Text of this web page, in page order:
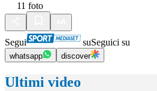
11 foto
Segui suSeguici su
whatsapp discover
Ultimi video